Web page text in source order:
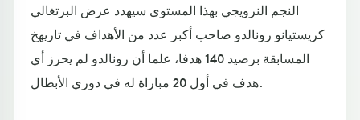
النجم النرويجي بهذا المستوى سيهدد عرض البرتغالي
كريستيانو رونالدو صاحب أكبر عدد من الأهداف في تاريهخ
المسابقة برصيد 140 هدفا، علما أن رونالدو لم يحرز أي
هدف في أول 20 مباراة له في دوري الأبطال.